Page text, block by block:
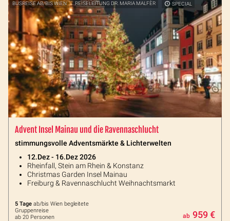
BUSREISE AB/BIS WIEN REISELEITUNG DR. MARIA MALFÈR SPECIAL
Advent Insel Mainau und die Ravennaschlucht
stimmungsvolle Adventsmärkte & Lichterwelten
12.Dez - 16.Dez 2026
Rheinfall, Stein am Rhein & Konstanz
Christmas Garden Insel Mainau
Freiburg & Ravennaschlucht Weihnachtsmarkt
5 Tage ab/bis Wien begleitete
Gruppenreise
ab 20 Personen
ab 959 €